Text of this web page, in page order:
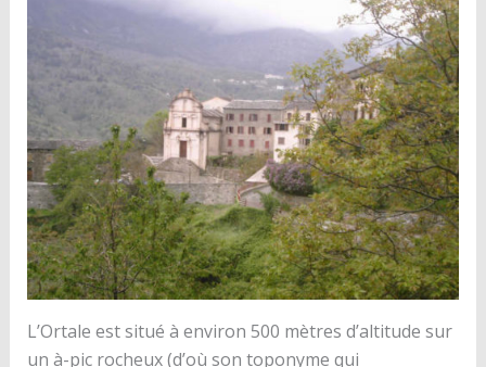
L’Ortale est situé à environ 500 mètres d’altitude sur
un à-pic rocheux (d’où son toponyme qui